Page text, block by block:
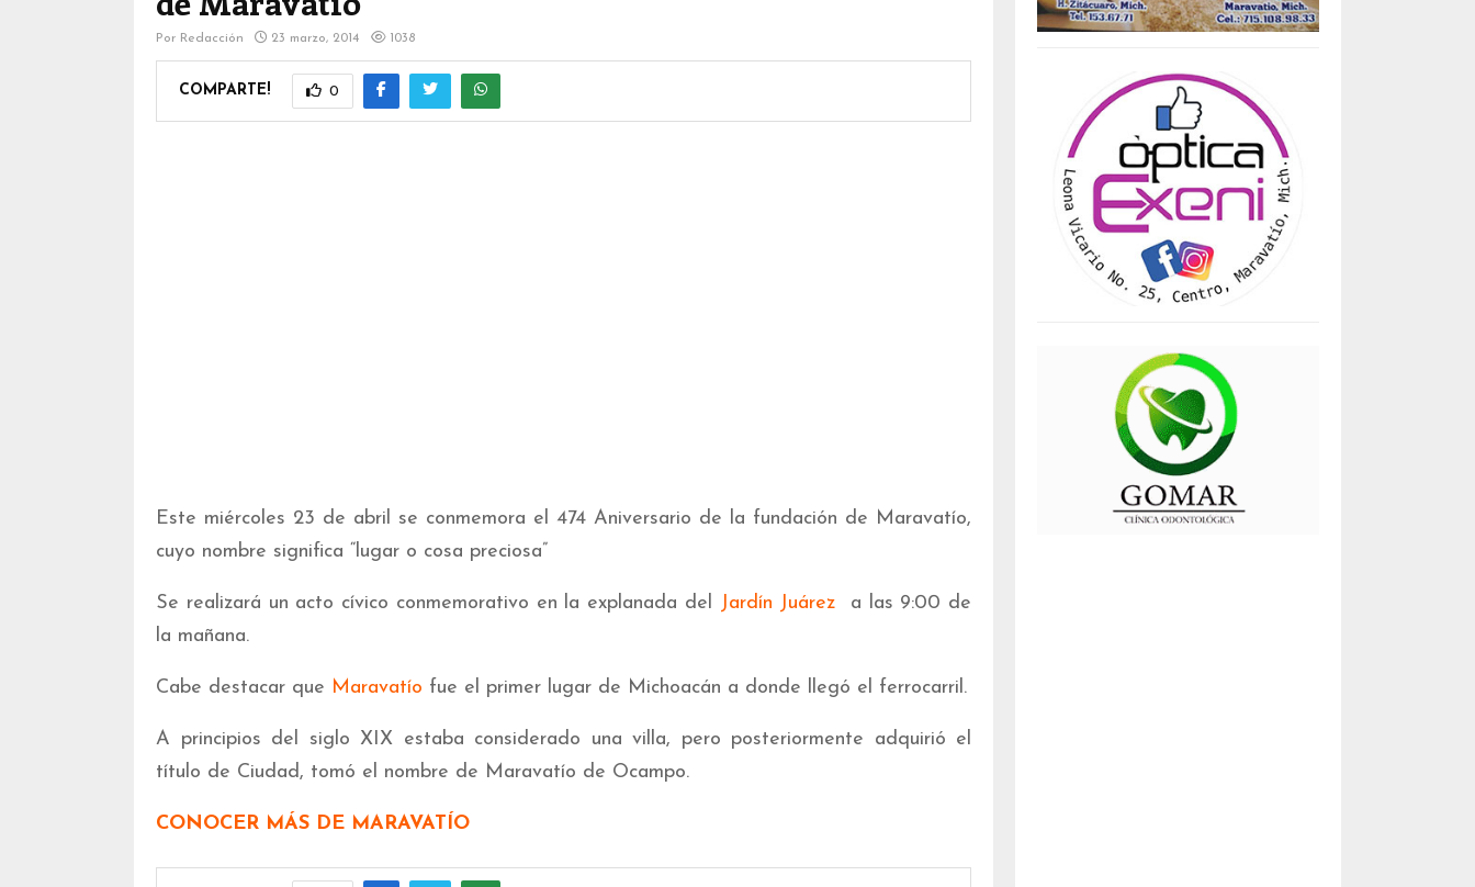
Por Redacción 23 marzo, 2014 1038
COMPARTE! 0
Este miércoles 23 de abril se conmemora el 474 Aniversario de la fundación de Maravatío,
cuyo nombre significa “lugar o cosa preciosa”
Se realizará un acto cívico conmemorativo en la explanada del Jardín Juárez a las 9:00 de
la mañana.
Cabe destacar que Maravatío fue el primer lugar de Michoacán a donde llegó el ferrocarril.
A principios del siglo XIX estaba considerado una villa, pero posteriormente adquirió el
título de Ciudad, tomó el nombre de Maravatío de Ocampo.
CONOCER MÁS DE MARAVATÍO